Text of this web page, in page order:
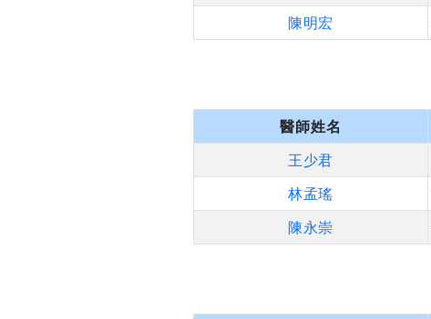
陳明宏
醫師姓名
王少君
林孟瑤
陳永崇